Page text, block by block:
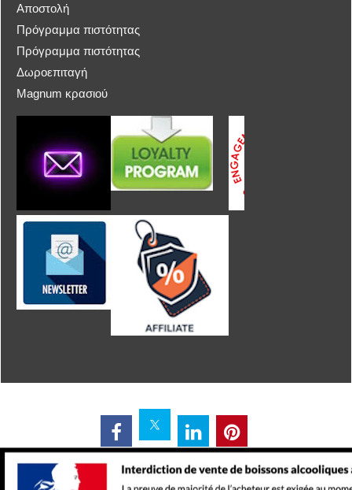
Αποστολή
Πρόγραμμα πιστότητας
Πρόγραμμα πιστότητας
Δωροεπιταγή
Magnum κρασιού